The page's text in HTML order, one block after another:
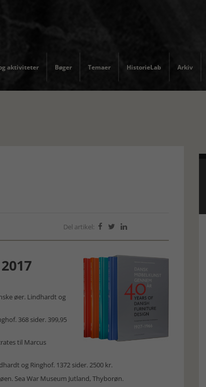
aktiviteter Bøger Temaer HistorieLab Arkiv
Del artikel:   
øer. Lindhardt og
368 sider. 399,95
til Marcus
og Ringhof. 1372 sider. 2500 kr.
Sea War Museum Jutland, Thyborøn.